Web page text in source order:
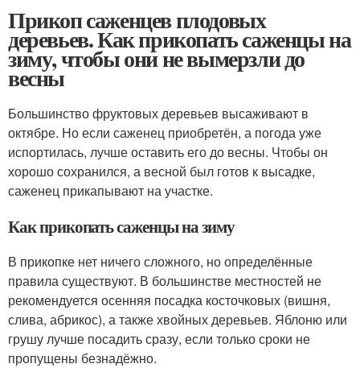
Прикоп саженцев плодовых
деревьев. Как прикопать саженцы на
зиму, чтобы они не вымерзли до
весны
Большинство фруктовых деревьев высаживают в
октябре. Но если саженец приобретён, а погода уже
испортилась, лучше оставить его до весны. Чтобы он
хорошо сохранился, а весной был готов к высадке,
саженец прикапывают на участке.
Как прикопать саженцы на зиму
В прикопке нет ничего сложного, но определённые
правила существуют. В большинстве местностей не
рекомендуется осенняя посадка косточковых (вишня,
слива, абрикос), а также хвойных деревьев. Яблоню или
грушу лучше посадить сразу, если только сроки не
пропущены безнадёжно.